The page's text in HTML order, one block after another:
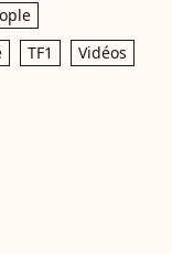
TF1 Vidéos